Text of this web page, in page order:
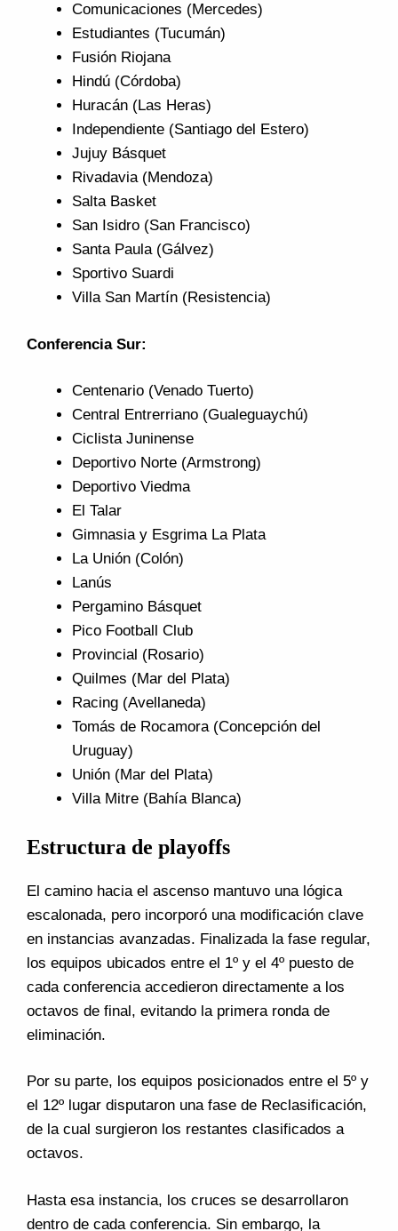
Comunicaciones (Mercedes)
Estudiantes (Tucumán)
Fusión Riojana
Hindú (Córdoba)
Huracán (Las Heras)
Independiente (Santiago del Estero)
Jujuy Básquet
Rivadavia (Mendoza)
Salta Basket
San Isidro (San Francisco)
Santa Paula (Gálvez)
Sportivo Suardi
Villa San Martín (Resistencia)
Conferencia Sur:
Centenario (Venado Tuerto)
Central Entrerriano (Gualeguaychú)
Ciclista Juninense
Deportivo Norte (Armstrong)
Deportivo Viedma
El Talar
Gimnasia y Esgrima La Plata
La Unión (Colón)
Lanús
Pergamino Básquet
Pico Football Club
Provincial (Rosario)
Quilmes (Mar del Plata)
Racing (Avellaneda)
Tomás de Rocamora (Concepción del
Uruguay)
Unión (Mar del Plata)
Villa Mitre (Bahía Blanca)
Estructura de playoffs
El camino hacia el ascenso mantuvo una lógica
escalonada, pero incorporó una modificación clave
en instancias avanzadas. Finalizada la fase regular,
los equipos ubicados entre el 1º y el 4º puesto de
cada conferencia accedieron directamente a los
octavos de final, evitando la primera ronda de
eliminación.
Por su parte, los equipos posicionados entre el 5º y
el 12º lugar disputaron una fase de Reclasificación,
de la cual surgieron los restantes clasificados a
octavos.
Hasta esa instancia, los cruces se desarrollaron
dentro de cada conferencia. Sin embargo, la